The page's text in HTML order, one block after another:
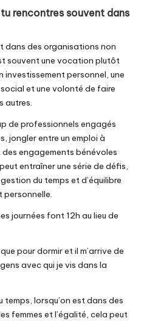
rencontres souvent dans
dans des organisations non
souvent une vocation plutôt
investissement personnel, une
et une volonté de faire
autres.
de professionnels engagés
jongler entre un emploi à
des engagements bénévoles
entraîner une série de défis,
du temps et d’équilibre
journées font 12h au lieu de
pour dormir et il m’arrive de
avec qui je vis dans la
lorsqu’on est dans des
femmes et l’égalité, cela peut